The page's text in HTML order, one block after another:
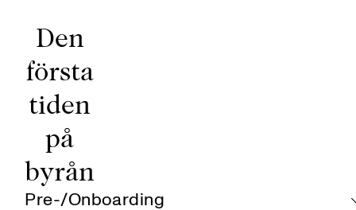
Den
första
tiden
på
byrån
Pre-/Onboarding